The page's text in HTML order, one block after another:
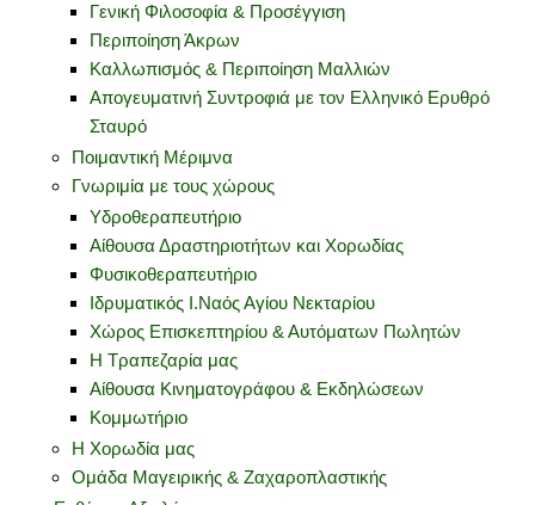
Γενική Φιλοσοφία & Προσέγγιση
Περιποίηση Άκρων
Καλλωπισμός & Περιποίηση Μαλλιών
Απογευματινή Συντροφιά με τον Ελληνικό Ερυθρό
Σταυρό
Ποιμαντική Μέριμνα
Γνωριμία με τους χώρους
Υδροθεραπευτήριο
Αίθουσα Δραστηριοτήτων και Χορωδίας
Φυσικοθεραπευτήριο
Ιδρυματικός Ι.Ναός Αγίου Νεκταρίου
Χώρος Επισκεπτηρίου & Αυτόματων Πωλητών
Η Τραπεζαρία μας
Αίθουσα Κινηματογράφου & Εκδηλώσεων
Κομμωτήριο
Η Χορωδία μας
Ομάδα Μαγειρικής & Ζαχαροπλαστικής